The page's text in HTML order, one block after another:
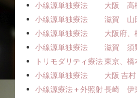
小線源単独療法 大阪 高
小線源単独療法 滋賀 山
小線源単独療法 大阪府、
小線源単独療法 滋賀 須
トリモダリティ療法 東京、橋
小線源単独療法 大阪 吉村
小線源療法＋外照射 長崎 伊